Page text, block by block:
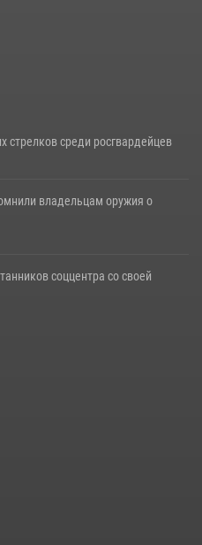
среди росгвардейцев
владельцам оружия о
соццентра со своей